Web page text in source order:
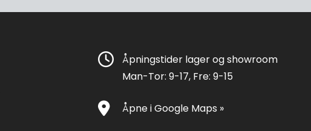
Åpningstider lager og showroom
Man-Tor: 9-17, Fre: 9-15
Åpne i Google Maps »